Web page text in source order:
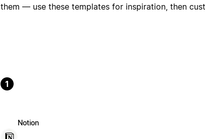
them — use these templates for inspiration, then
1
Notion